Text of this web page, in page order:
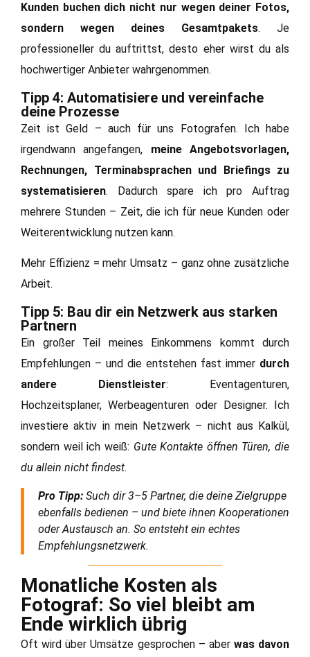
Kunden buchen dich nicht nur wegen deiner Fotos,
sondern wegen deines Gesamtpakets. Je
professioneller du auftrittst, desto eher wirst du als
hochwertiger Anbieter wahrgenommen.
Tipp 4: Automatisiere und vereinfache
deine Prozesse
Zeit ist Geld – auch für uns Fotografen. Ich habe
irgendwann angefangen, meine Angebotsvorlagen,
Rechnungen, Terminabsprachen und Briefings zu
systematisieren. Dadurch spare ich pro Auftrag
mehrere Stunden – Zeit, die ich für neue Kunden oder
Weiterentwicklung nutzen kann.
Mehr Effizienz = mehr Umsatz – ganz ohne zusätzliche
Arbeit.
Tipp 5: Bau dir ein Netzwerk aus starken
Partnern
Ein großer Teil meines Einkommens kommt durch
Empfehlungen – und die entstehen fast immer durch
andere Dienstleister: Eventagenturen,
Hochzeitsplaner, Werbeagenturen oder Designer. Ich
investiere aktiv in mein Netzwerk – nicht aus Kalkül,
sondern weil ich weiß: Gute Kontakte öffnen Türen, die
du allein nicht findest.
Pro Tipp: Such dir 3–5 Partner, die deine Zielgruppe
ebenfalls bedienen – und biete ihnen Kooperationen
oder Austausch an. So entsteht ein echtes
Empfehlungsnetzwerk.
Monatliche Kosten als
Fotograf: So viel bleibt am
Ende wirklich übrig
Oft wird über Umsätze gesprochen – aber was davon